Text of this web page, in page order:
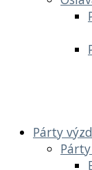
Párty